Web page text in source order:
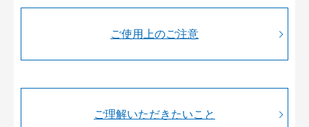
ご使用上のご注意
ご理解いただきたいこと